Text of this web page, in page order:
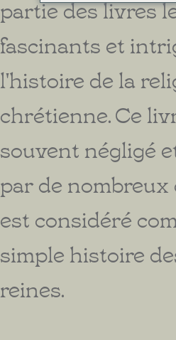
partie des livres
fascinants et
l'histoire de la
chrétienne. Ce
souvent négligé
par de nombreux
est considéré
simple histoire
reines.